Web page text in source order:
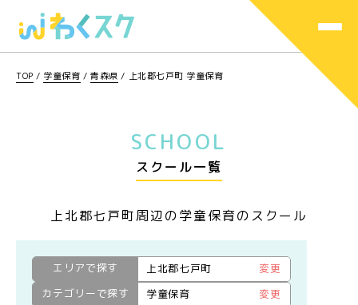
TOP / 学童保育 /青森県 / 上北郡七戸町 学童保育
SCHOOL
スクール一覧
上北郡七戸町周辺の学童保育のスクール
エリアで探す 上北郡七戸町
変更
カテゴリーで探す
学童保育 変更